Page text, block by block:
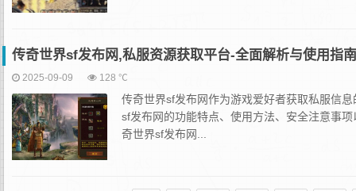
传奇世界sf发布网,私服资源获取平台-全面解析与使用指南
2025-09-09 128 ℃
传奇世界sf发布网作为游戏爱好者获取私服信
sf发布网的功能特点、使用方法、安全注意事
奇世界sf发布网...